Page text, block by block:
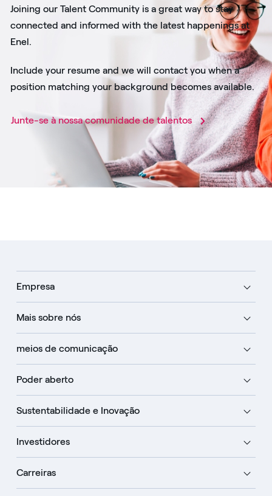
Joining our Talent Community is a great way to stay
connected and informed with the latest happenings at
Enel.
Include your resume and we will contact you when a
position matching your background becomes available.
Junte-se à nossa comunidade de talentos
Empresa
Mais sobre nós
meios de comunicação
Poder aberto
Sustentabilidade e Inovação
Investidores
Carreiras